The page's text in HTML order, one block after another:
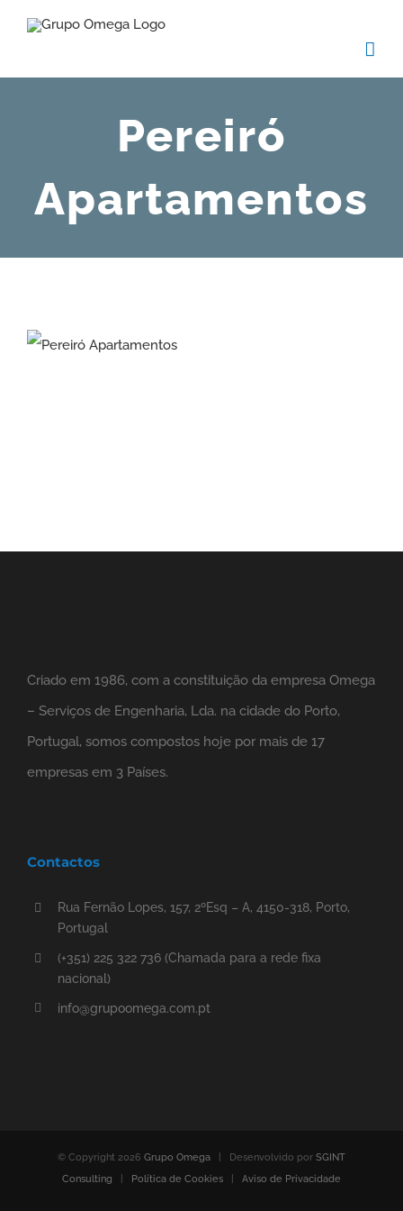
content
Pereiró
Apartamentos
Criado em 1986, com a constituição da empresa Omega
– Serviços de Engenharia, Lda. na cidade do Porto,
Portugal, somos compostos hoje por mais de 17
empresas em 3 Países.
Contactos
Rua Fernão Lopes, 157, 2ºEsq – A, 4150-318, Porto,
Portugal
(+351) 225 322 736 (Chamada para a rede fixa
nacional)
info@grupoomega.com.pt
© Copyright 2026 Grupo Omega | Desenvolvido por SGINT
Consulting
Política de Cookies Aviso de Privacidade